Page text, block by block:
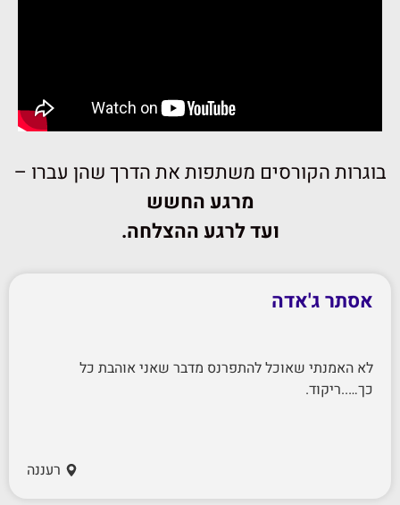
בוגרות הקורסים משתפות את הדרך שהן עברו –
מרגע החשש
ועד לרגע ההצלחה.
אסתר ג'אדה
לא האמנתי שאוכל להתפרנס מדבר שאני אוהבת כל
כך…..ריקוד.
רעננה